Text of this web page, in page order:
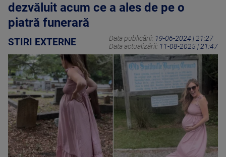
dezvăluit acum ce a ales de pe o
piatră funerară
STIRI EXTERNE Data publicării: 19-06-2024 | 21:27
Data actualizării: 11-08-2025 | 21:47